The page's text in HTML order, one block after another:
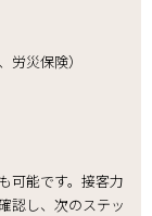
労災保険）
可能です。接客力
認し、次のステッ